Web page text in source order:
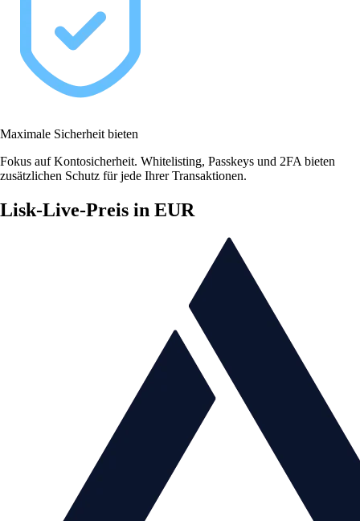
Maximale Sicherheit bieten
Fokus auf Kontosicherheit. Whitelisting, Passkeys und 2FA bieten
zusätzlichen Schutz für jede Ihrer Transaktionen.
Lisk-Live-Preis in EUR